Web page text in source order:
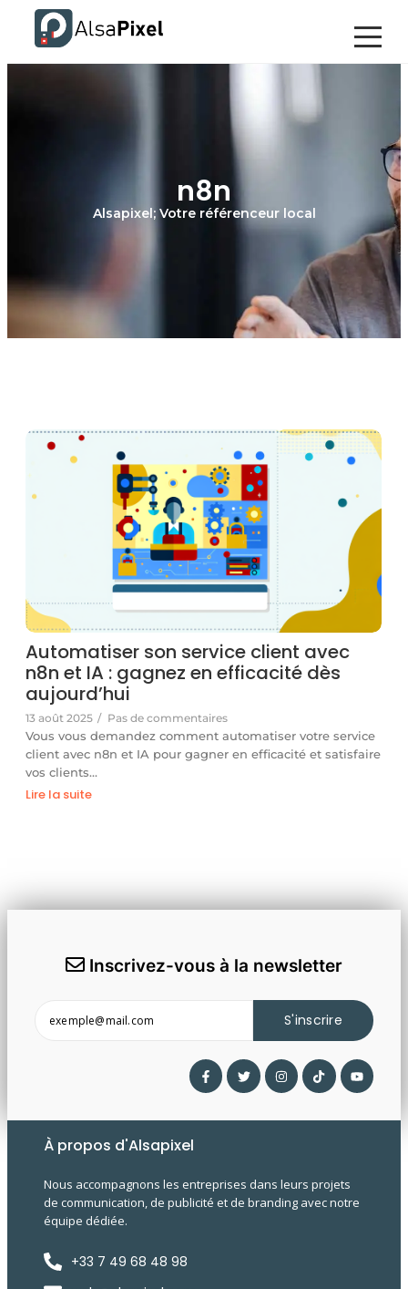
n8n
Alsapixel; Votre référenceur local
Automatiser son service client avec
n8n et IA : gagnez en efficacité dès
aujourd’hui
13 août 2025 / Pas de commentaires
Vous vous demandez comment automatiser votre service
client avec n8n et IA pour gagner en efficacité et satisfaire
vos clients…
Lire la suite
Inscrivez-vous à la newsletter
S'inscrire
À propos d'Alsapixel
Nous accompagnons les entreprises dans leurs projets
de communication, de publicité et de branding avec notre
équipe dédiée.
+33 7 49 68 48 98